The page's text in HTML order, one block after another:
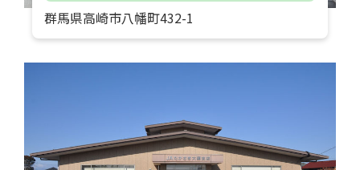
群馬県高崎市八幡町432-1